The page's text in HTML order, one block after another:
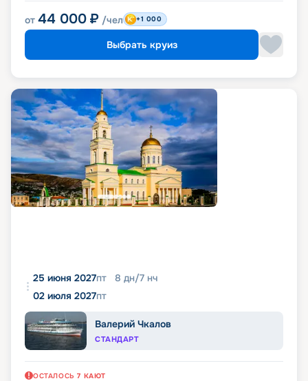
от 44 000 ₽ /чел +1 000
Выбрать круиз
25 июня 2027пт 8 дн/7 нч
02 июля 2027пт
Валерий Чкалов
СТАНДАРТ
ОСТАЛОСЬ 7 КАЮТ